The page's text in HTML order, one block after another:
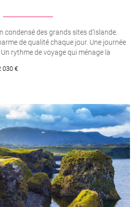
condensé des grands sites d’Islande.
de qualité chaque jour. Une journée
Un rythme de voyage qui ménage la
030 €